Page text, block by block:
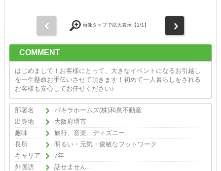
画像タップで拡大表示【1/1】
COMMENT
はじめまして！お客様にとって、大きなイベントになるお引越し
を一生懸命お手伝いさせて頂きます！初めて一人暮らしをされる
お客様も安心してお任せください♪
部署名
パキラホームズ(株)和泉不動産
出身地
大阪府堺市
趣味
旅行、音楽、ディズニー
長所
明るい・元気・俊敏なフットワーク
キャリア
7年
外国語
話せません...